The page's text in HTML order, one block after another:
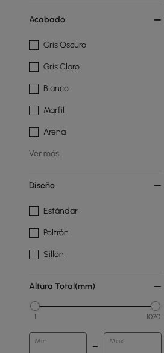
Acabado
Gris Oscuro
Gris Claro
Blanco
Marfil
Arena
Ver más
Diseño
Estándar
Poltrón
Sillón
Altura Total(mm)
1 1070
Min Max